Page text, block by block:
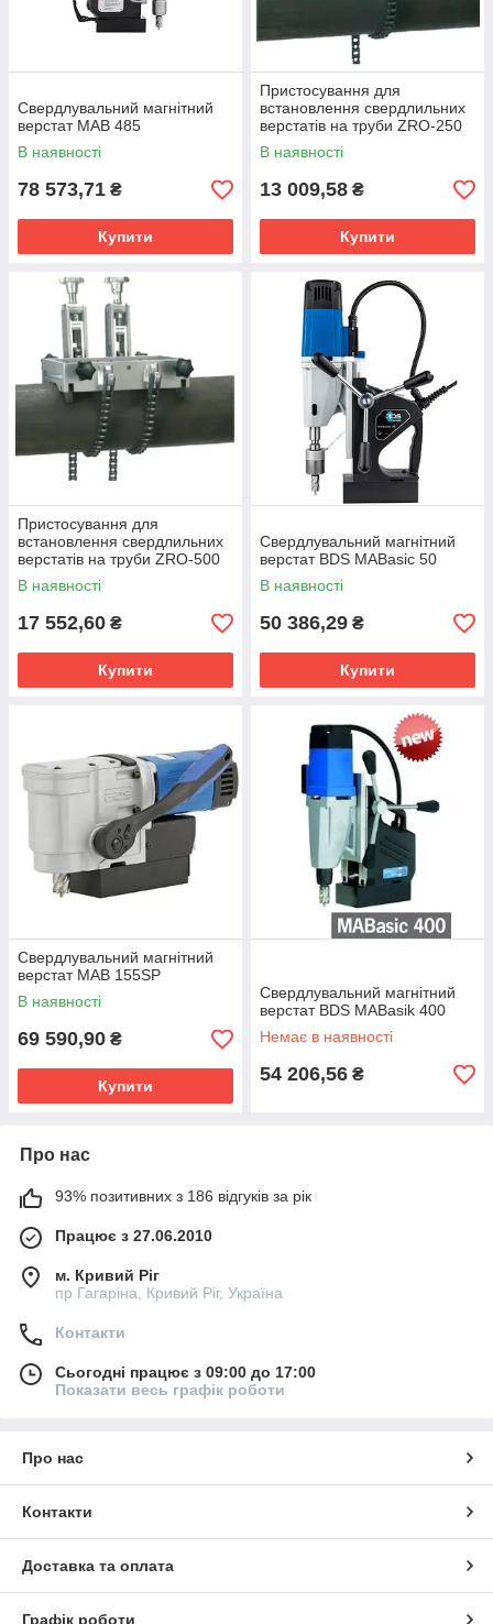
Свердлувальний магнітний
верстат MAB 485
В наявності
78 573,71 ₴
Купити
Пристосування для
встановлення свердлильних
верстатів на труби ZRO-250
В наявності
13 009,58 ₴
Купити
Пристосування для
встановлення свердлильних
верстатів на труби ZRO-500
В наявності
17 552,60 ₴
Купити
Свердлувальний магнітний
верстат BDS MABasic 50
В наявності
50 386,29 ₴
Купити
Свердлувальний магнітний
верстат MAB 155SP
В наявності
69 590,90 ₴
Купити
Свердлувальний магнітний
верстат BDS MABasik 400
Немає в наявності
54 206,56 ₴
Про нас
93% позитивних з 186 відгуків за рік
Працює з 27.06.2010
м. Кривий Ріг
пр Гагаріна, Кривий Ріг, Україна
Контакти
Сьогодні працює з 09:00 до 17:00
Показати весь графік роботи
Про нас
Контакти
Доставка та оплата
Графік роботи